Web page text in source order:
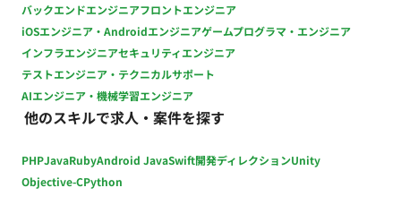
バックエンドエンジニアフロントエンジニア
iOSエンジニア・Androidエンジニアゲームプログラマ・エンジニア
インフラエンジニアセキュリティエンジニア
テストエンジニア・テクニカルサポート
AIエンジニア・機械学習エンジニア
他のスキルで求人・案件を探す
PHPJavaRubyAndroid JavaSwift開発ディレクションUnity
Objective-CPython